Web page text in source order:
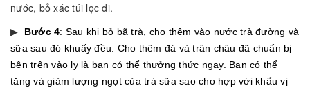
nước, bỏ xác túi lọc đi.
▶
Bước 4: Sau khi bỏ bã trà, cho thêm vào nước trà đường và
sữa sau đó khuấy đều. Cho thêm đá và trân châu đã chuẩn bị
bên trên vào ly là bạn có thể thưởng thức ngay. Bạn có thể
tăng và giảm lượng ngọt của trà sữa sao cho hợp với khẩu vị